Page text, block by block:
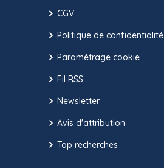
CGV
Politique de confidentialité
Paramétrage cookie
Fil RSS
Newsletter
Avis d'attribution
Top recherches